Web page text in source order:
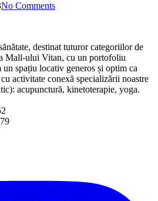
No Comments
destinat tuturor categoriilor de
Mall-ului Vitan, cu un portofoliu
spațiu locativ generos și optim ca
activitate conexă specializării noastre
acupunctură, kinetoterapie, yoga.